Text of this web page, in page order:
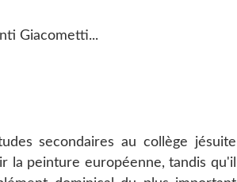
secondaires au collège jésuite
la peinture européenne, tandis qu'il